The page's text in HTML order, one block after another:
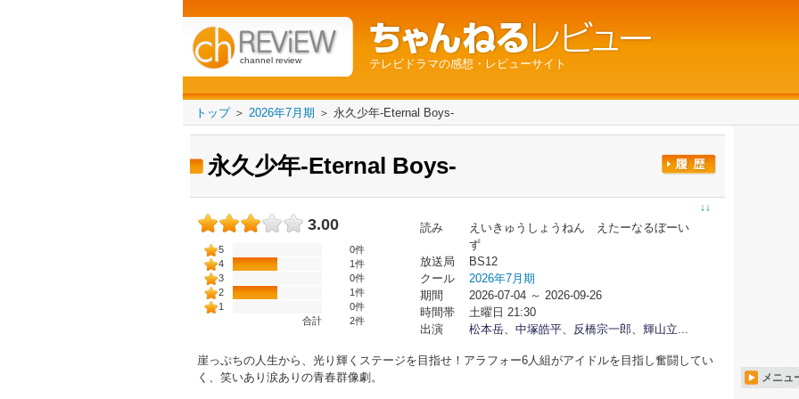
channel review テレビドラマの感想・レビューサイト
トップ＞ 2026年7月期 ＞ 永久少年-Eternal Boys-
永久少年-Eternal Boys-
↓↓
3.00
5
0件
4
1件
3
0件
2
1件
1
0件
合計
2件
読み
えいきゅうしょうねん えたーなるぼーい
ず
放送局
BS12
クール
2026年7月期
期間
2026-07-04 ～ 2026-09-26
時間帯
土曜日 21:30
出演
松本岳、 中塚皓平、 反橋宗一郎、 輝山立...
崖っぷちの⼈⽣から、光り輝くステージを⽬指せ！アラフォー6⼈組がアイドルを⽬指し奮闘してい
く、笑いあり涙ありの⻘春群像劇。
メニュ